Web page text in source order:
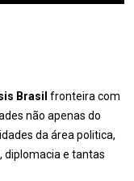
Brasil fronteira com
não apenas do
da área politica,
diplomacia e tantas